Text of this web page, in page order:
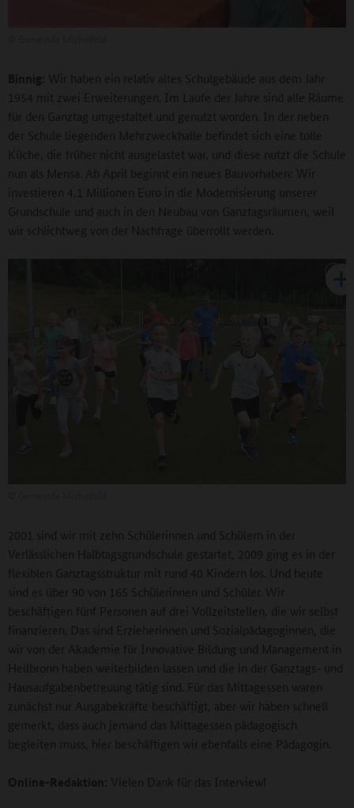
Binnig: Wir haben ein relativ altes Schulgebäude aus dem Jahr
1954 mit zwei Erweiterungen. Im Laufe der Jahre sind alle Räume
für den Ganztag umgestaltet und genutzt worden. In der neben
der Schule liegenden Mehrzweckhalle befindet sich eine tolle
Küche, die früher nicht ausgelastet war, und diese nutzt die Schule
nun als Mensa. Ab April beginnt ein neues Bauvorhaben: Wir
investieren 4,1 Millionen Euro in die Modernisierung unserer
Grundschule und auch in den Neubau von Ganztagsräumen, weil
wir schlichtweg von der Nachfrage überrollt werden.
2001 sind wir mit zehn Schülerinnen und Schülern in der
Verlässlichen Halbtagsgrundschule gestartet, 2009 ging es in der
flexiblen Ganztagsstruktur mit rund 40 Kindern los. Und heute
sind es über 90 von 165 Schülerinnen und Schüler. Wir
beschäftigen fünf Personen auf drei Vollzeitstellen, die wir selbst
finanzieren. Das sind Erzieherinnen und Sozialpädagoginnen, die
wir von der Akademie für Innovative Bildung und Management in
Heilbronn haben weiterbilden lassen und die in der Ganztags- und
Hausaufgabenbetreuung tätig sind. Für das Mittagessen waren
zunächst nur Ausgabekräfte beschäftigt, aber wir haben schnell
gemerkt, dass auch jemand das Mittagessen pädagogisch
begleiten muss, hier beschäftigen wir ebenfalls eine Pädagogin.
Online-Redaktion: Vielen Dank für das Interview!